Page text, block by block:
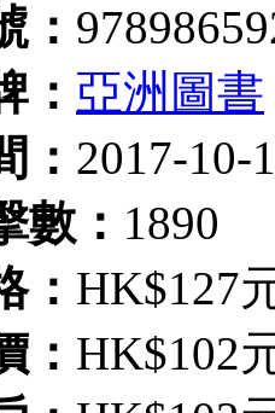
：
： 亞洲圖書
： 2017-10-
數： 1890
： HK$127
： HK$102